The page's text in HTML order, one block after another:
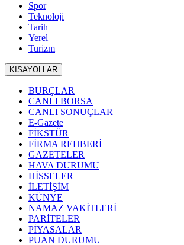
Spor
Teknoloji
Tarih
Yerel
Turizm
KISAYOLLAR
BURÇLAR
CANLI BORSA
CANLI SONUÇLAR
E-Gazete
FİKSTÜR
FİRMA REHBERİ
GAZETELER
HAVA DURUMU
HİSSELER
İLETİŞİM
KÜNYE
NAMAZ VAKİTLERİ
PARİTELER
PİYASALAR
PUAN DURUMU